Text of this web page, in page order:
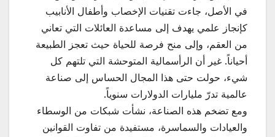
في الأصل، جاءت تقنيات الإخصاب وأطفال الأنابيب
كإنجاز علمي يهدف إلى مساعدة العائلات التي تعاني
من العقم، وإلى منح فرصة للحياة حيث تعجز الطبيعة
أحياناً. غير أن الرأسمالية المتوحشة التي تلتهم كل
شيء، حولت حتى هذا المجال الحساس إلى صناعة
عالمية تدرّ مليارات الدولارات سنوياً.
ومع تضخم هذه الصناعة، نشأت شبكات من الوسطاء
والعيادات والسماسرة، مستفيدة من تفاوت القوانين